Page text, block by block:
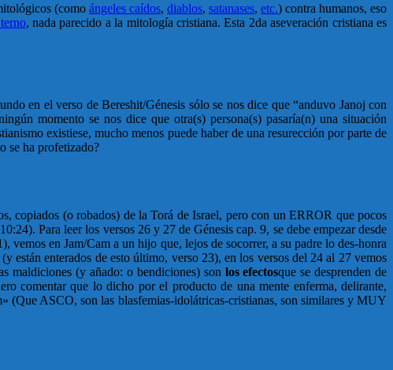
(como ángeles caídos, diablos, satanases, etc.) contra humanos, eso
, nada parecido a la mitología cristiana. Esta 2da aseveración cristiana es
en el verso de Bereshit/Génesis sólo se nos dice que “anduvo Janoj con
momento se nos dice que otra(s) persona(s) pasaría(n) una situación
existiese, mucho menos puede haber de una resurección por parte de
se ha profetizado?
copiados (o robados) de la Torá de Israel, pero con un ERROR que pocos
Para leer los versos 26 y 27 de Génesis cap. 9, se debe empezar desde
en Jam/Cam a un hijo que, lejos de socorrer, a su padre lo des-honra
están enterados de esto último, verso 23), en los versos del 24 al 27 vemos
maldiciones (y añado: o bendiciones) son los efectosque se desprenden de
comentar que lo dicho por el producto de una mente enferma, delirante,
(Que ASCO, son las blasfemias-idolátricas-cristianas, son similares y MUY